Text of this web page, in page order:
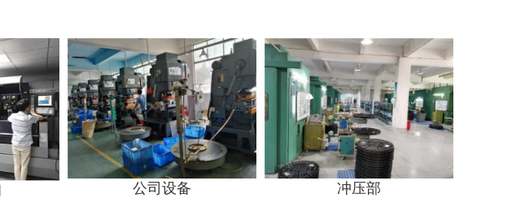
公司设备 冲压部